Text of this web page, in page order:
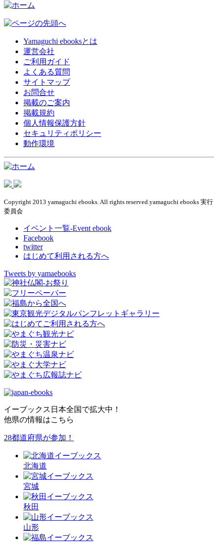
Yamaguchi ebooksとは
運営会社
ご利用ガイド
よくある質問
サイトマップ
お問合せ
掲載のご案内
掲載規約
個人情報保護方針
セキュリティポリシー
動作環境
Copyright 2013 yamaguchi ebooks. All rights reserved.yamaguchi ebooks 実行
委員会
イベント一覧-Event ebook
Facebook
twitter
はじめて利用される方へ
Tweets by yamaebooks
イーブックス日本全国で拡大中！
他県の情報はこちら
28都道府県が参加！
北海道
宮城
秋田
山形